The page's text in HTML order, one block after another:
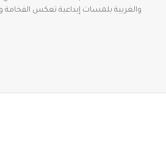
والغربية بلمسات إبداعية تعكس الفخامة